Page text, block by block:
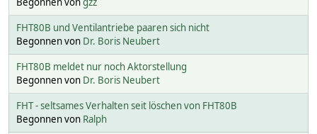
FHT80B und Ventilantriebe paaren sich nicht
Begonnen von Dr. Boris Neubert
FHT80B meldet nur noch Aktorstellung
Begonnen von Dr. Boris Neubert
FHT - seltsames Verhalten seit löschen von FHT80B
Begonnen von Ralph